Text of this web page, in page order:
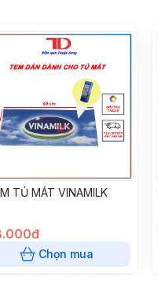
TỦ MÁT VINAMILK
Chọn mua